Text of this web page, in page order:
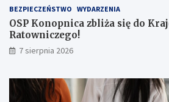
a
ż
e
r
!
BEZPIECZEŃSTWO WYDARZENIA
OSP Konopnica zbliża się do
Ratowniczego!
7 sierpnia 2026